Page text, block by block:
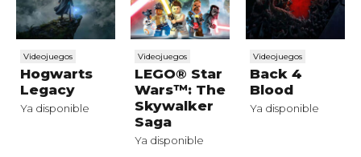
Videojuegos
Hogwarts
Legacy
Ya disponible
Videojuegos
LEGO® Star
Wars™: The
Skywalker
Saga
Ya disponible
Videojuegos
Back 4
Blood
Ya disponible